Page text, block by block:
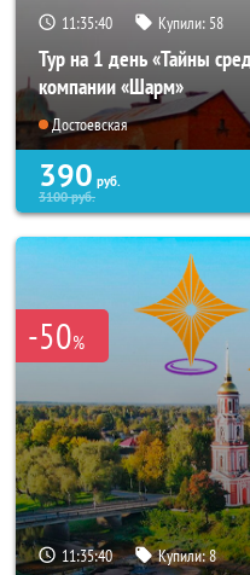
11:35:38 Купили: 58
Тур на 1 день «Тайны
компании «Шарм»
Достоевская
390 руб.
3100руб.
-50%
11:35:38 Купили:8